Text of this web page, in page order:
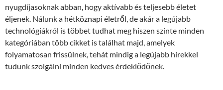
nyugdíjasoknak abban, hogy aktívabb és teljesebb életet
éljenek. Nálunk a hétköznapi életről, de akár a legújabb
technológiákról is többet tudhat meg hiszen szinte minden
kategóriában több cikket is találhat majd, amelyek
folyamatosan frissülnek, tehát mindig a legújabb hírekkel
tudunk szolgálni minden kedves érdeklődőnek.